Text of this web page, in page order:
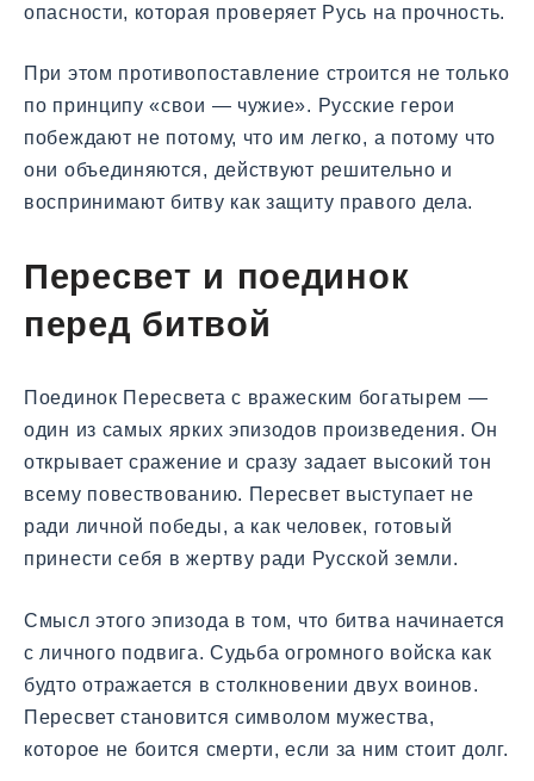
опасности, которая проверяет Русь на прочность.
При этом противопоставление строится не только
по принципу «свои — чужие». Русские герои
побеждают не потому, что им легко, а потому что
они объединяются, действуют решительно и
воспринимают битву как защиту правого дела.
Пересвет и поединок
перед битвой
Поединок Пересвета с вражеским богатырем —
один из самых ярких эпизодов произведения. Он
открывает сражение и сразу задает высокий тон
всему повествованию. Пересвет выступает не
ради личной победы, а как человек, готовый
принести себя в жертву ради Русской земли.
Смысл этого эпизода в том, что битва начинается
с личного подвига. Судьба огромного войска как
будто отражается в столкновении двух воинов.
Пересвет становится символом мужества,
которое не боится смерти, если за ним стоит долг.